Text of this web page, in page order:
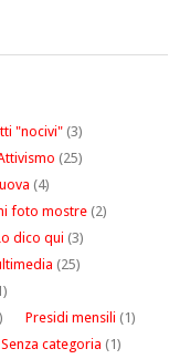
"nocivi" (3)
(25)
(4)
foto mostre (2)
dico qui (3)
(25)
Presidi mensili (1)
Senza categoria (1)